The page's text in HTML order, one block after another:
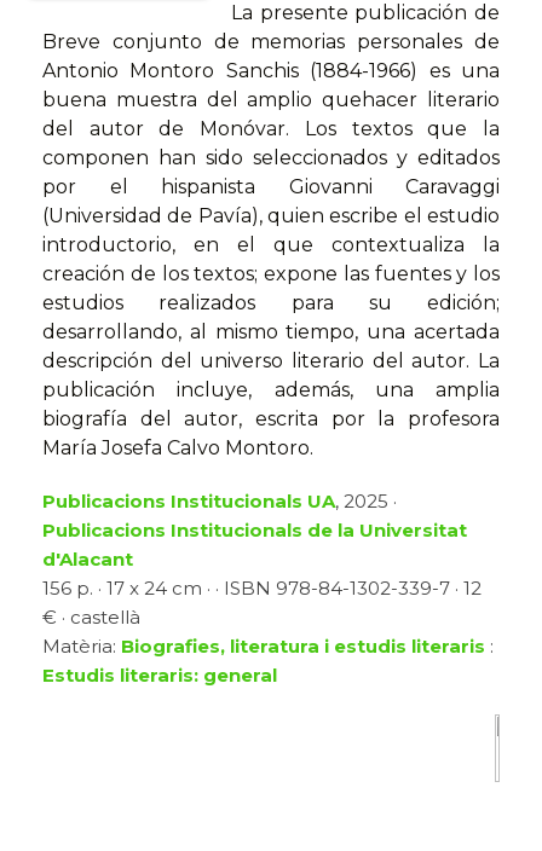
La presente publicación de
Breve conjunto de memorias personales de
Antonio Montoro Sanchis (1884-1966) es una
buena muestra del amplio quehacer literario
del autor de Monóvar. Los textos que la
componen han sido seleccionados y editados
por el hispanista Giovanni Caravaggi
(Universidad de Pavía), quien escribe el estudio
introductorio, en el que contextualiza la
creación de los textos; expone las fuentes y los
estudios realizados para su edición;
desarrollando, al mismo tiempo, una acertada
descripción del universo literario del autor. La
publicación incluye, además, una amplia
biografía del autor, escrita por la profesora
María Josefa Calvo Montoro.
Publicacions Institucionals UA, 2025 ·
Publicacions Institucionals de la Universitat
d'Alacant
156 p. · 17 x 24 cm · · ISBN 978-84-1302-339-7 · 12
€ · castellà
Matèria: Biografies, literatura i estudis literaris :
Estudis literaris: general